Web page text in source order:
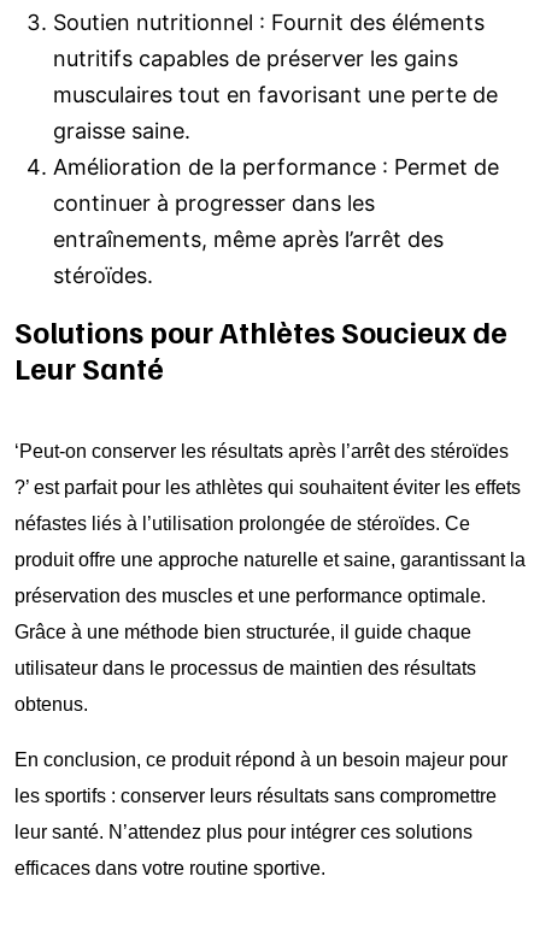
Soutien nutritionnel : Fournit des éléments
nutritifs capables de préserver les gains
musculaires tout en favorisant une perte de
graisse saine.
Amélioration de la performance : Permet de
continuer à progresser dans les
entraînements, même après l’arrêt des
stéroïdes.
Solutions pour Athlètes Soucieux de
Leur Santé
‘Peut-on conserver les résultats après l’arrêt des stéroïdes
?’ est parfait pour les athlètes qui souhaitent éviter les effets
néfastes liés à l’utilisation prolongée de stéroïdes. Ce
produit offre une approche naturelle et saine, garantissant la
préservation des muscles et une performance optimale.
Grâce à une méthode bien structurée, il guide chaque
utilisateur dans le processus de maintien des résultats
obtenus.
En conclusion, ce produit répond à un besoin majeur pour
les sportifs : conserver leurs résultats sans compromettre
leur santé. N’attendez plus pour intégrer ces solutions
efficaces dans votre routine sportive.